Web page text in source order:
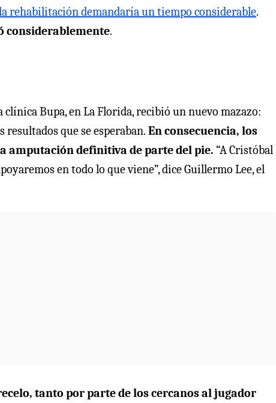
rehabilitación demandaría un tiempo considerable.
considerablemente.
Bupa, en La Florida, recibió un nuevo mazazo:
que se esperaban. En consecuencia, los
amputación definitiva de parte del pie. “A Cristóbal
en todo lo que viene”, dice Guillermo Lee, el
tanto por parte de los cercanos al jugador